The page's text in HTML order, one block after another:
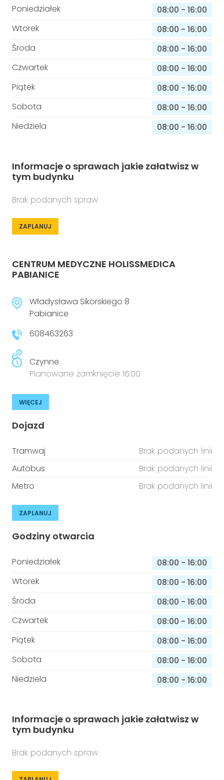
Poniedziałek 08:00 - 16:00
Wtorek
08:00 - 16:00
Środa
08:00 - 16:00
Czwartek
08:00 - 16:00
Piątek
08:00 - 16:00
Sobota
08:00 - 16:00
Niedziela
08:00 - 16:00
Informacje o sprawach jakie załatwisz w
tym budynku
Brak podanych spraw
ZAPLANUJ
CENTRUM MEDYCZNE HOLISSMEDICA
PABIANICE
Władysława Sikorskiego 8
Pabianice
608463263
Czynne
Planowane zamknięcie 16:00
WIĘCEJ
Dojazd
Tramwaj
Brak podanych linii
Autobus
Brak podanych linii
Metro
Brak podanych linii
ZAPLANUJ
Godziny otwarcia
Poniedziałek 08:00 - 16:00
Wtorek
08:00 - 16:00
Środa
08:00 - 16:00
Czwartek
08:00 - 16:00
Piątek
08:00 - 16:00
Sobota
08:00 - 16:00
Niedziela
08:00 - 16:00
Informacje o sprawach jakie załatwisz w
tym budynku
Brak podanych spraw